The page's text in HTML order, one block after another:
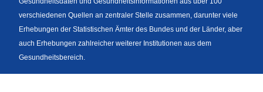
verschiedenen Quellen an zentraler Stelle zusammen, darunter viele
Erhebungen der Statistischen Ämter des Bundes und der Länder, aber
auch Erhebungen zahlreicher weiterer Institutionen aus dem
Gesundheitsbereich.